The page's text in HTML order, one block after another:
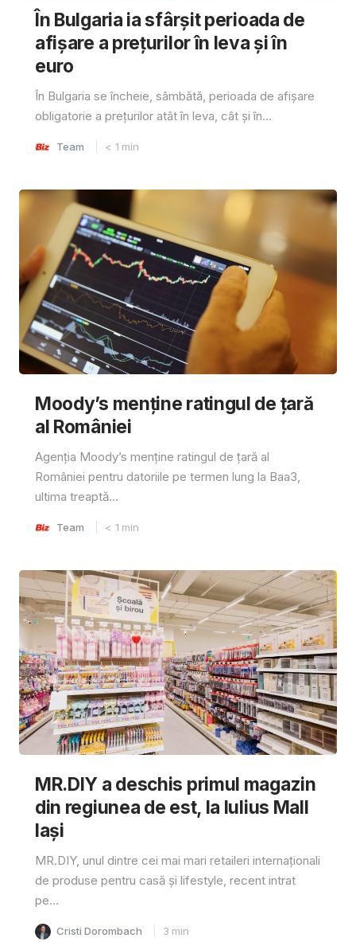
În Bulgaria ia sfârşit perioada de
afișare a prețurilor în ​​leva și în
euro
În Bulgaria se încheie, sâmbătă, perioada de afișare
obligatorie a prețurilor atât în ​​leva, cât și în...
Team < 1 min
Moody’s menține ratingul de țară
al României
Agenția Moody’s menține ratingul de țară al
României pentru datoriile pe termen lung la Baa3,
ultima treaptă...
Team < 1 min
MR.DIY a deschis primul magazin
din regiunea de est, la Iulius Mall
Iași
MR.DIY, unul dintre cei mai mari retaileri internaționali
de produse pentru casă și lifestyle, recent intrat
pe...
Cristi Dorombach 3 min